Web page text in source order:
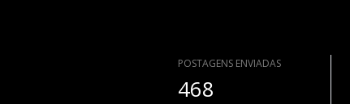
POSTAGENS ENVIADAS
468